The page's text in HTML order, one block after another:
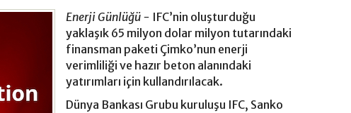
Enerji Günlüğü - IFC’nin oluşturduğu
yaklaşık 65 milyon dolar milyon tutarındaki
finansman paketi Çimko’nun enerji
verimliliği ve hazır beton alanındaki
yatırımları için kullandırılacak.
Dünya Bankası Grubu kuruluşu IFC, Sanko